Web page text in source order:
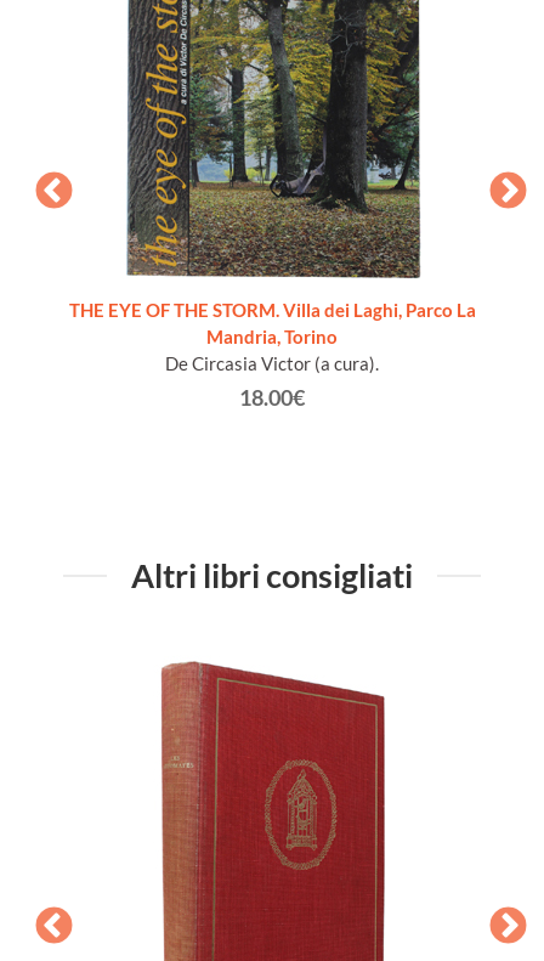
THE EYE OF THE STORM. Villa dei Laghi, Parco La
Mandria, Torino
De Circasia Victor (a cura).
18.00€
Altri libri consigliati